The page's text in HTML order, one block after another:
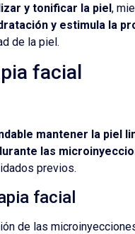
y tonificar la piel,
y estimula la
de la piel.
facial
mantener la piel
las
previos.
facial
de las